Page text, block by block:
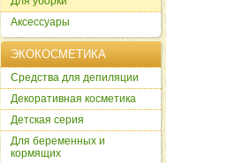
Аксессуары
ЭКОКОСМЕТИКА
Cредства для депиляции
Декоративная косметика
Детская серия
Для беременных и
кормящих